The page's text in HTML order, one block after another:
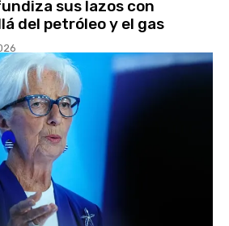
sus lazos con
del petróleo y el gas